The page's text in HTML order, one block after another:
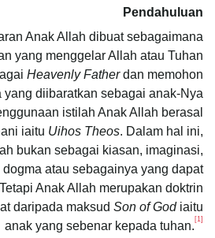
Pendahuluan
Anak Allah dibuat sebagaimana
yang menggelar Allah atau Tuhan
Heavenly Fatherdan memohon
yang diibaratkan sebagai anak-Nya
istilah Anak Allah berasal
iaitu Uihos Theos. Dalam hal ini,
bukan sebagai kiasan, imaginasi,
atau sebagainya yang dapat
Anak Allah merupakan doktrin
daripada maksud Son of Godiaitu
anak yang sebenar kepada tuhan. [1]